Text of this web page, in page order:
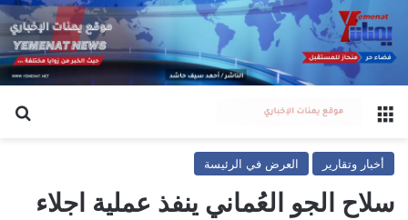
القائمة
أخبار وتقارير العرض في الرئيسة
سلاح الجو العُماني ينفذ عملية اجلاء